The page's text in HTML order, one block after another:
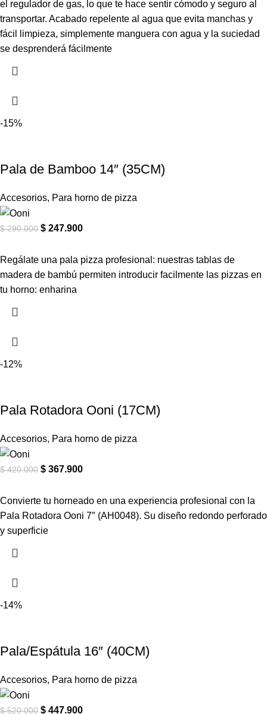
el regulador de gas, lo que te hace sentir cómodo y seguro al
transportar. Acabado repelente al agua que evita manchas y
fácil limpieza, simplemente manguera con agua y la suciedad
se desprenderá fácilmente
-15%
Pala de Bamboo 14″ (35CM)
Accesorios, Para horno de pizza
$290.000 $ 247.900
Regálate una pala pizza profesional: nuestras tablas de
madera de bambú permiten introducir facilmente las pizzas en
tu horno: enharina
-12%
Pala Rotadora Ooni (17CM)
Accesorios, Para horno de pizza
$420.000 $ 367.900
Convierte tu horneado en una experiencia profesional con la
Pala Rotadora Ooni 7″ (AH0048). Su diseño redondo perforado
y superficie
-14%
Pala/Espátula 16″ (40CM)
Accesorios, Para horno de pizza
$520.000 $ 447.900